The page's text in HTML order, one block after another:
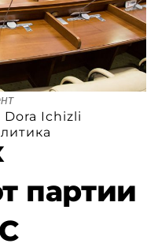
Dora Ichizli
партии